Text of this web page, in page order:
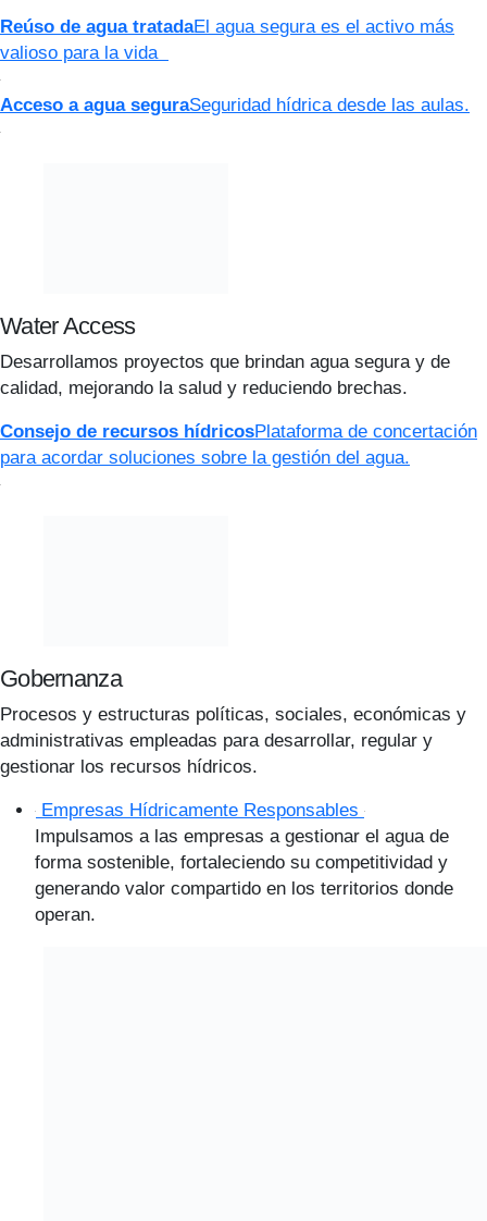
Reúso de agua tratadaEl agua segura es el activo más
valioso para la vida
Acceso a agua seguraSeguridad hídrica desde las aulas.
Water Access
Desarrollamos proyectos que brindan agua segura y de
calidad, mejorando la salud y reduciendo brechas.
Consejo de recursos hídricosPlataforma de concertación
para acordar soluciones sobre la gestión del agua.
Gobernanza
Procesos y estructuras políticas, sociales, económicas y
administrativas empleadas para desarrollar, regular y
gestionar los recursos hídricos.
Empresas Hídricamente Responsables
Impulsamos a las empresas a gestionar el agua de
forma sostenible, fortaleciendo su competitividad y
generando valor compartido en los territorios donde
operan.